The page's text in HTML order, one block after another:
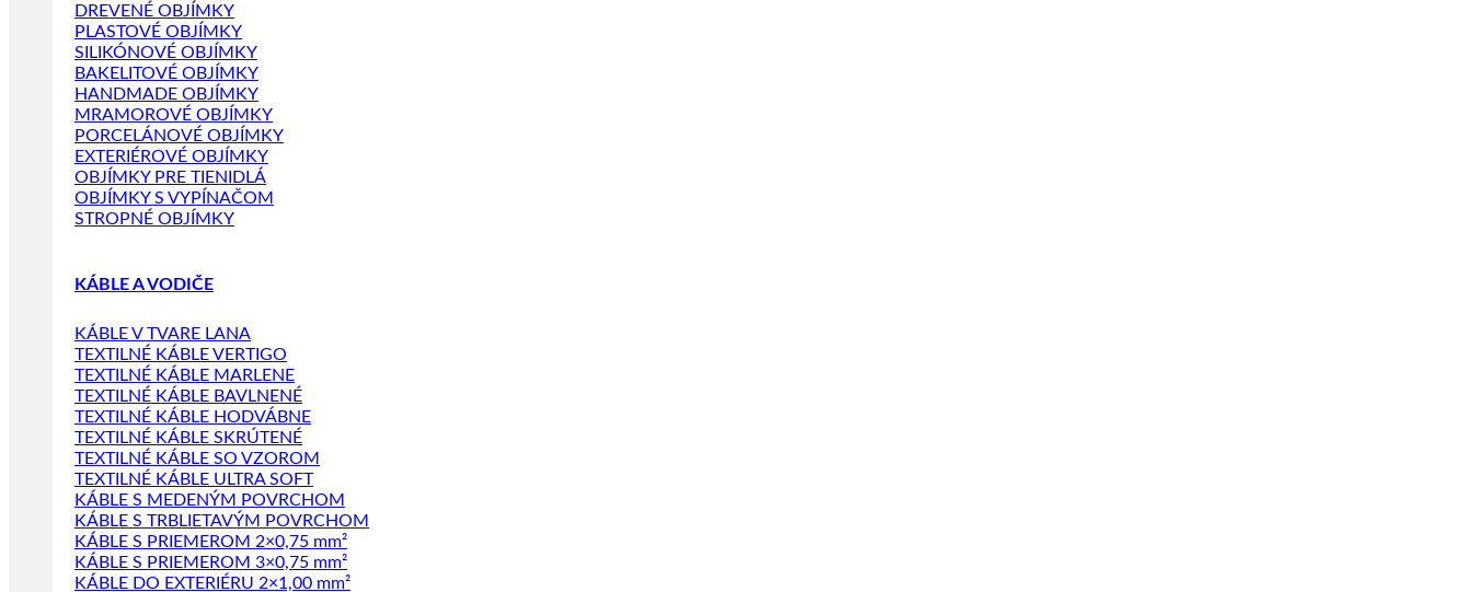
DREVENÉ OBJÍMKY
PLASTOVÉ OBJÍMKY
SILIKÓNOVÉ OBJÍMKY
BAKELITOVÉ OBJÍMKY
HANDMADE OBJÍMKY
MRAMOROVÉ OBJÍMKY
PORCELÁNOVÉ OBJÍMKY
EXTERIÉROVÉ OBJÍMKY
OBJÍMKY PRE TIENIDLÁ
OBJÍMKY S VYPÍNAČOM
STROPNÉ OBJÍMKY
KÁBLE A VODIČE
KÁBLE V TVARE LANA
TEXTILNÉ KÁBLE VERTIGO
TEXTILNÉ KÁBLE MARLENE
TEXTILNÉ KÁBLE BAVLNENÉ
TEXTILNÉ KÁBLE HODVÁBNE
TEXTILNÉ KÁBLE SKRÚTENÉ
TEXTILNÉ KÁBLE SO VZOROM
TEXTILNÉ KÁBLE ULTRA SOFT
KÁBLE S MEDENÝM POVRCHOM
KÁBLE S TRBLIETAVÝM POVRCHOM
KÁBLE S PRIEMEROM 2×0,75 mm²
KÁBLE S PRIEMEROM 3×0,75 mm²
KÁBLE DO EXTERIÉRU 2×1,00 mm²